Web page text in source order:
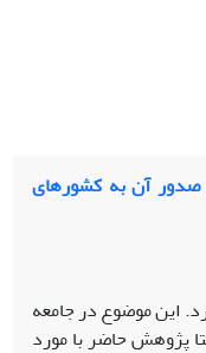
و صدور آن به کشورهای
این موضوع در جامعه
راستا پژوهش حاضر با مورد